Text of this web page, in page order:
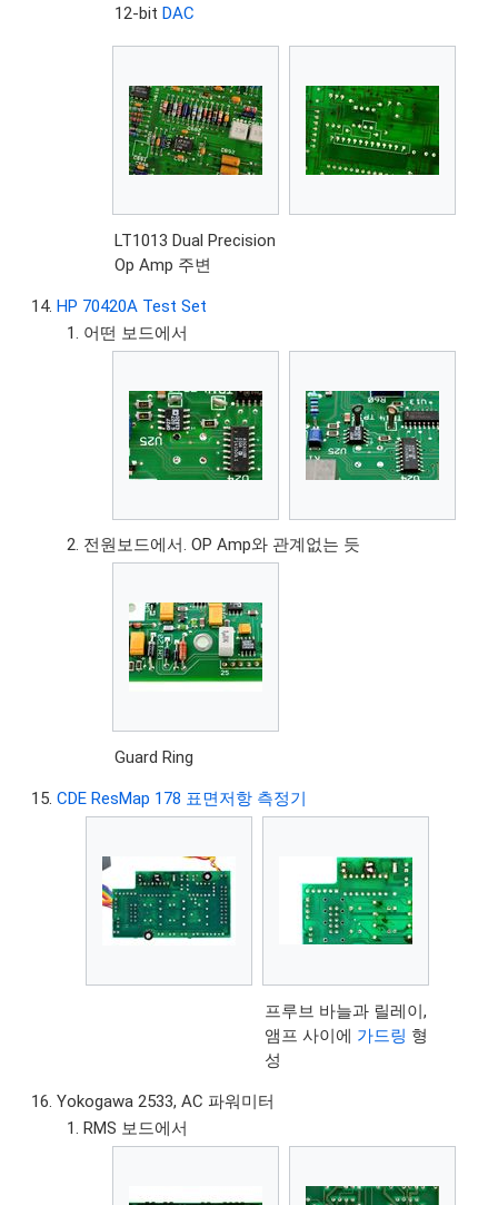
12-bitDAC
LT1013 Dual Precision
Op Amp 주변
HP 70420A Test Set
어떤 보드에서
전원보드에서. OP Amp와 관계없는 듯
Guard Ring
CDE ResMap 178 표면저항 측정기
프루브 바늘과 릴레이,
앰프 사이에 가드링 형
성
Yokogawa 2533, AC 파워미터
RMS 보드에서